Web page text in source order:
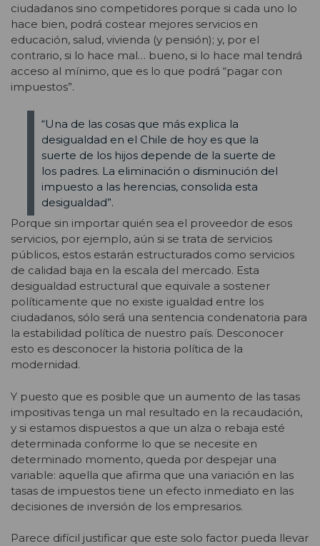
ciudadanos sino competidores porque si cada uno lo
hace bien, podrá costear mejores servicios en
educación, salud, vivienda (y pensión); y, por el
contrario, si lo hace mal… bueno, si lo hace mal tendrá
acceso al mínimo, que es lo que podrá “pagar con
impuestos”.
“Una de las cosas que más explica la
desigualdad en el Chile de hoy es que la
suerte de los hijos depende de la suerte de
los padres. La eliminación o disminución del
impuesto a las herencias, consolida esta
desigualdad”.
Porque sin importar quién sea el proveedor de esos
servicios, por ejemplo, aún si se trata de servicios
públicos, estos estarán estructurados como servicios
de calidad baja en la escala del mercado. Esta
desigualdad estructural que equivale a sostener
políticamente que no existe igualdad entre los
ciudadanos, sólo será una sentencia condenatoria para
la estabilidad política de nuestro país. Desconocer
esto es desconocer la historia política de la
modernidad.
Y puesto que es posible que un aumento de las tasas
impositivas tenga un mal resultado en la recaudación,
y si estamos dispuestos a que un alza o rebaja esté
determinada conforme lo que se necesite en
determinado momento, queda por despejar una
variable: aquella que afirma que una variación en las
tasas de impuestos tiene un efecto inmediato en las
decisiones de inversión de los empresarios.
Parece difícil justificar que este solo factor pueda llevar